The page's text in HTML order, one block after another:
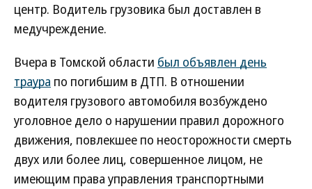
центр. Водитель грузовика был доставлен в
медучреждение.
Вчера в Томской области был объявлен день
траура по погибшим в ДТП. В отношении
водителя грузового автомобиля возбуждено
уголовное дело о нарушении правил дорожного
движения, повлекшее по неосторожности смерть
двух или более лиц, совершенное лицом, не
имеющим права управления транспортными